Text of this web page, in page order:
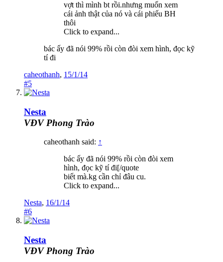
vợt thì mình bt rồi.nhưng muốn xem
cái ảnh thật của nó và cái phiếu BH
thôi
Click to expand...
bác ấy đã nói 99% rồi còn đòi xem hình, đọc kỹ
tí đi
caheothanh, 15/1/14
#5
Nesta
VĐV Phong Trào
caheothanh said: ↑
bác ấy đã nói 99% rồi còn đòi xem
hình, đọc kỹ tí đi[/quote
biết mà.kg cần chỉ đâu cu.
Click to expand...
Nesta, 16/1/14
#6
Nesta
VĐV Phong Trào